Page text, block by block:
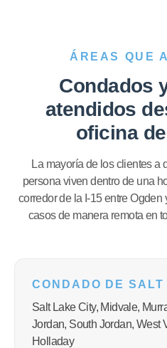
ÁREAS QUE
Condados
atendidos
oficina
La mayoría de los clientes a
persona viven dentro de una
corredor de la I-15 entre
casos de manera remota en
CONDADO DE SALT
Salt Lake City, Midvale,
Jordan, South Jordan, West
Holladay